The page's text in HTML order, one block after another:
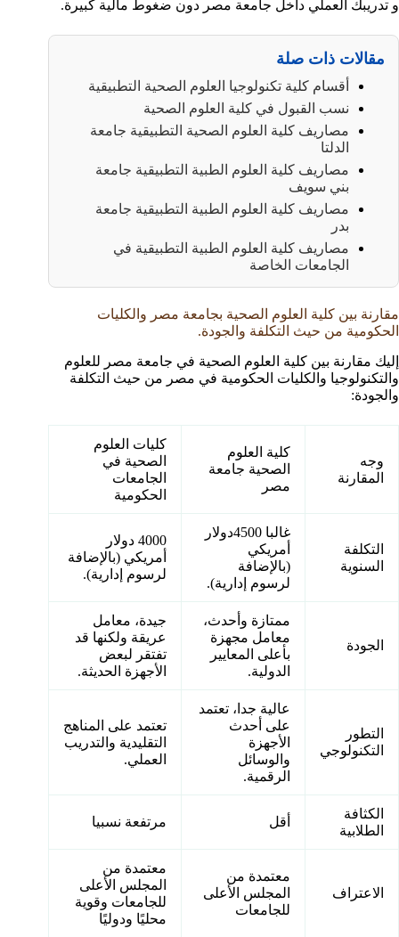
و تدريبك العملي داخل جامعة مصر دون ضغوط مالية كبيرة.
مقالات ذات صلة
أقسام كلية تكنولوجيا العلوم الصحية التطبيقية
نسب القبول في كلية العلوم الصحية
مصاريف كلية العلوم الصحية التطبيقية جامعة
الدلتا
مصاريف كلية العلوم الطبية التطبيقية جامعة
بني سويف
مصاريف كلية العلوم الطبية التطبيقية جامعة
بدر
مصاريف كلية العلوم الطبية التطبيقية في
الجامعات الخاصة
مقارنة بين كلية العلوم الصحية بجامعة مصر والكليات
الحكومية من حيث التكلفة والجودة.
إليك مقارنة بين كلية العلوم الصحية في جامعة مصر للعلوم
والتكنولوجيا والكليات الحكومية في مصر من حيث التكلفة
والجودة:
وجه
المقارنة
كلية العلوم
الصحية جامعة
مصر
كليات العلوم
الصحية في
الجامعات
الحكومية
التكلفة
السنوية
غالبا 4500دولار
أمريكي
(بالإضافة
لرسوم إدارية).
4000 دولار
أمريكي (بالإضافة
لرسوم إدارية).
الجودة
ممتازة وأحدث،
معامل مجهزة
بأعلى المعايير
الدولية.
جيدة، معامل
عريقة ولكنها قد
تفتقر لبعض
الأجهزة الحديثة.
التطور
التكنولوجي
عالية جدا، تعتمد
على أحدث
الأجهزة
والوسائل
الرقمية.
تعتمد على المناهج
التقليدية والتدريب
العملي.
الكثافة
الطلابية
أقل مرتفعة نسبيا
الاعتراف
معتمدة من
المجلس الأعلى
للجامعات
معتمدة من
المجلس الأعلى
للجامعات وقوية
محليًا ودوليًا